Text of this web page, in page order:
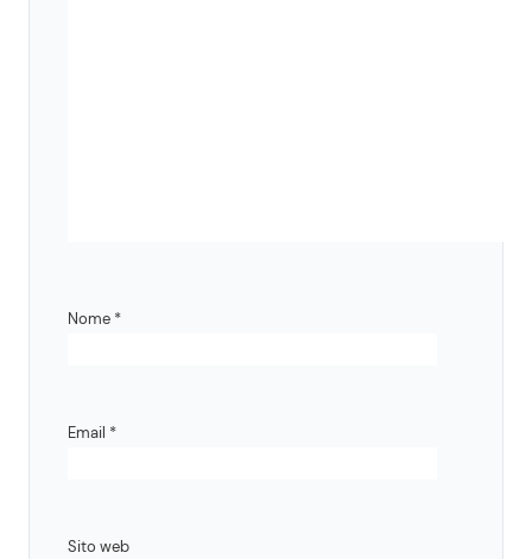
Nome *
Email *
Sito web